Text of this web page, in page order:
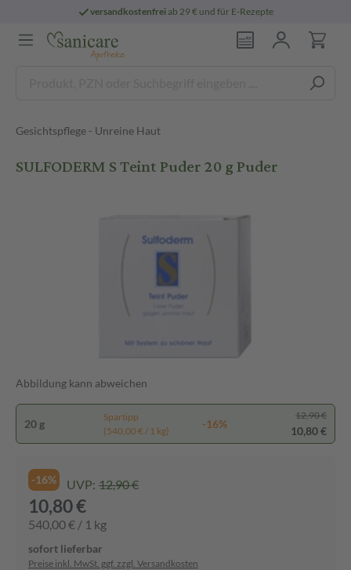
versandkostenfreiab 29 € und für E-Rezepte
Gesichtspflege - Unreine Haut
SULFODERM S Teint Puder 20 g Puder
Abbildung kann abweichen
20 g
Spartipp
(540,00 € / 1 kg)
-16%
12,90 €
10,80 €
-16% UVP: 12,90 €
10,80 €
540,00 € / 1 kg
sofort lieferbar
Preise inkl. MwSt. ggf. zzgl. Versandkosten